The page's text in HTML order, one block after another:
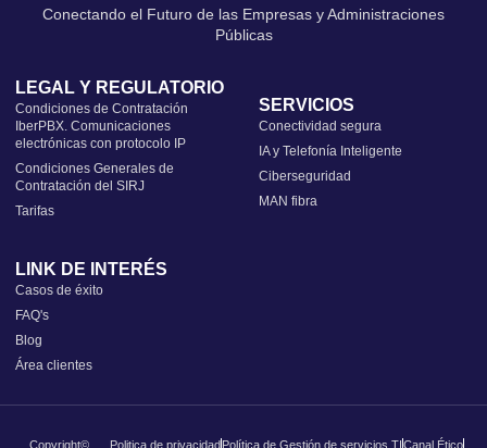
Conectando el Futuro de las Empresas y Administraciones
Públicas
LEGAL Y REGULATORIO
Condiciones de Contratación
IberPBX. Comunicaciones
electrónicas con protocolo IP
Condiciones Generales de
Contratación del SIRJ
Tarifas
SERVICIOS
Conectividad segura
IA y Telefonía Inteligente
Ciberseguridad
MAN fibra
LINK DE INTERÉS
Casos de éxito
FAQ's
Blog
Área clientes
Copyright© Politica de privacidadPolítica de Gestión de servicios TICanal Ético